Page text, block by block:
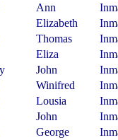
Ann
Elizabeth
Thomas
Eliza
John
Winifred
Lousia
John
George